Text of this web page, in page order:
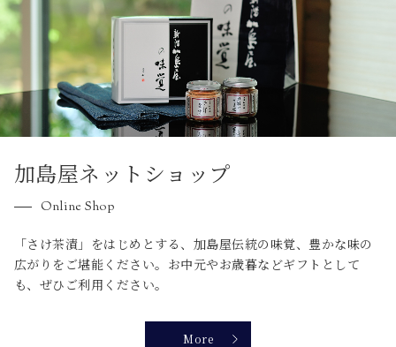
加島屋ネットショップ
Online Shop
「さけ茶漬」をはじめとする、加島屋伝統の味覚、豊かな味の
広がりをご堪能ください。お中元やお歳暮などギフトとして
も、ぜひご利用ください。
More